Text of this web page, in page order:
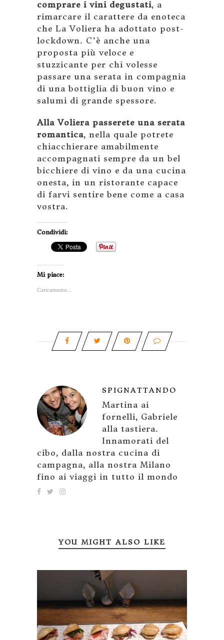
comprare i vini degustati, a
rimarcare il carattere da enoteca
che La Voliera ha adottato post-
lockdown. C’è anche una
proposta più veloce e
stuzzicante per chi volesse
passare una serata in compagnia
di una bottiglia di buon vino e
salumi di grande spessore.
Alla Voliera passerete una serata
romantica, nella quale potrete
chiacchierare amabilmente
accompagnati sempre da un bel
bicchiere di vino e da una cucina
onesta, in un ristorante capace
di farvi sentire bene come a casa
vostra.
Condividi:
Mi piace:
Caricamento...
SPIGNATTANDO
Martina ai
fornelli, Gabriele
alla tastiera.
Innamorati del
cibo, dalla nostra cucina di
campagna, alla nostra Milano
fino ai viaggi in tutto il mondo
YOU MIGHT ALSO LIKE